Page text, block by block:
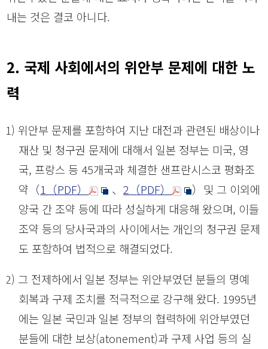
내는 것은 결코 아니다.
2. 국제 사회에서의 위안부 문제에 대한 노
력
(1) 위안부 문제를 포함하여 지난 대전과 관련된 배상이나
재산 및 청구권 문제에 대해서 일본 정부는 미국, 영
국, 프랑스 등 45개국과 체결한 샌프란시스코 평화조
약（1（PDF） 、2（PDF）
）및 그 이외에
양국 간 조약 등에 따라 성실하게 대응해 왔으며, 이들
조약 등의 당사국과의 사이에서는 개인의 청구권 문제
도 포함하여 법적으로 해결되었다.
(2) 그 전제하에서 일본 정부는 위안부였던 분들의 명예
회복과 구제 조치를 적극적으로 강구해 왔다. 1995년
에는 일본 국민과 일본 정부의 협력하에 위안부였던
분들에 대한 보상(atonement)과 구제 사업 등의 실